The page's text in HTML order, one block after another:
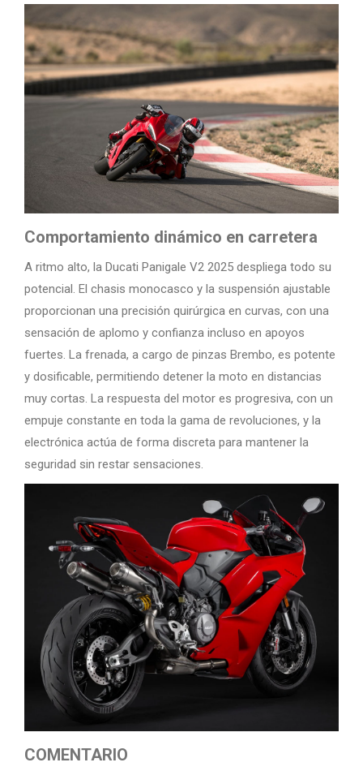
Comportamiento dinámico en carretera
A ritmo alto, la Ducati Panigale V2 2025 despliega todo su
potencial. El chasis monocasco y la suspensión ajustable
proporcionan una precisión quirúrgica en curvas, con una
sensación de aplomo y confianza incluso en apoyos
fuertes. La frenada, a cargo de pinzas Brembo, es potente
y dosificable, permitiendo detener la moto en distancias
muy cortas. La respuesta del motor es progresiva, con un
empuje constante en toda la gama de revoluciones, y la
electrónica actúa de forma discreta para mantener la
seguridad sin restar sensaciones.
COMENTARIO